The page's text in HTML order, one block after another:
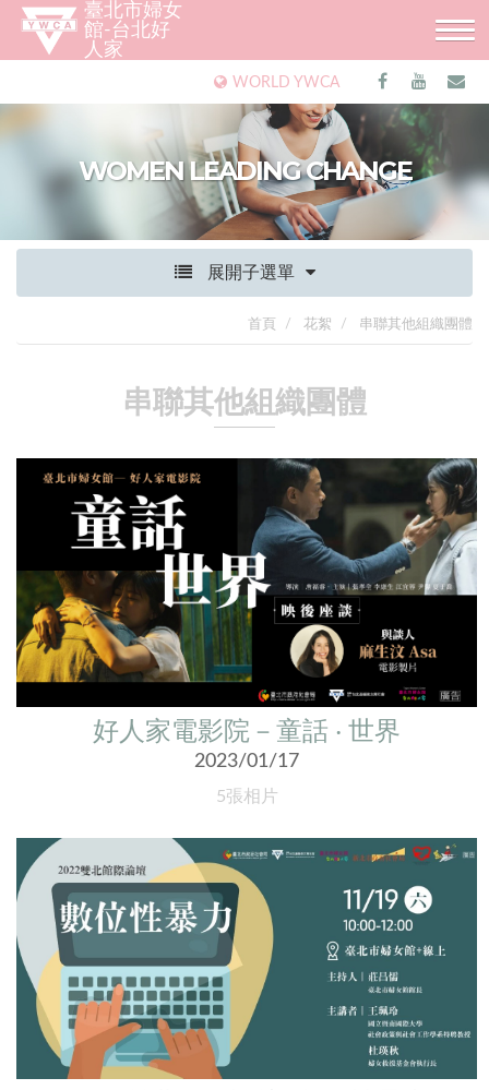
臺北市婦女
館-台北好
人家
WORLD YWCA
WOMEN LEADING CHANGE
展開子選單
首頁 花絮 串聯其他組織團體
串聯其他組織團體
好人家電影院－童話 ‧ 世界
2023/01/17
5張相片